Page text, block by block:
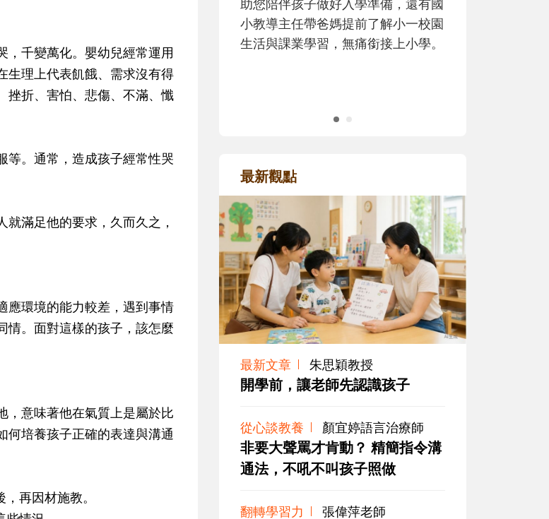
，千變萬化。嬰幼兒經常運用
生理上代表飢餓、需求沒有得
挫折、害怕、悲傷、不滿、懺
等。通常，造成孩子經常性哭
滿足他的要求，久而久之，
應環境的能力較差，遇到事情
情。面對這樣的孩子，該怎麼
，意味著他在氣質上是屬於比
何培養孩子正確的表達與溝通
再因材施教。
活與課業學習，無痛銜接上小學。
最新觀點
最新文章 朱思穎教授
開學前，讓老師先認識孩子
從心談教養 顏宜婷語言治療師
非要大聲罵才肯動？ 精簡指令溝
通法，不吼不叫孩子照做
翻轉學習力 張偉萍老師